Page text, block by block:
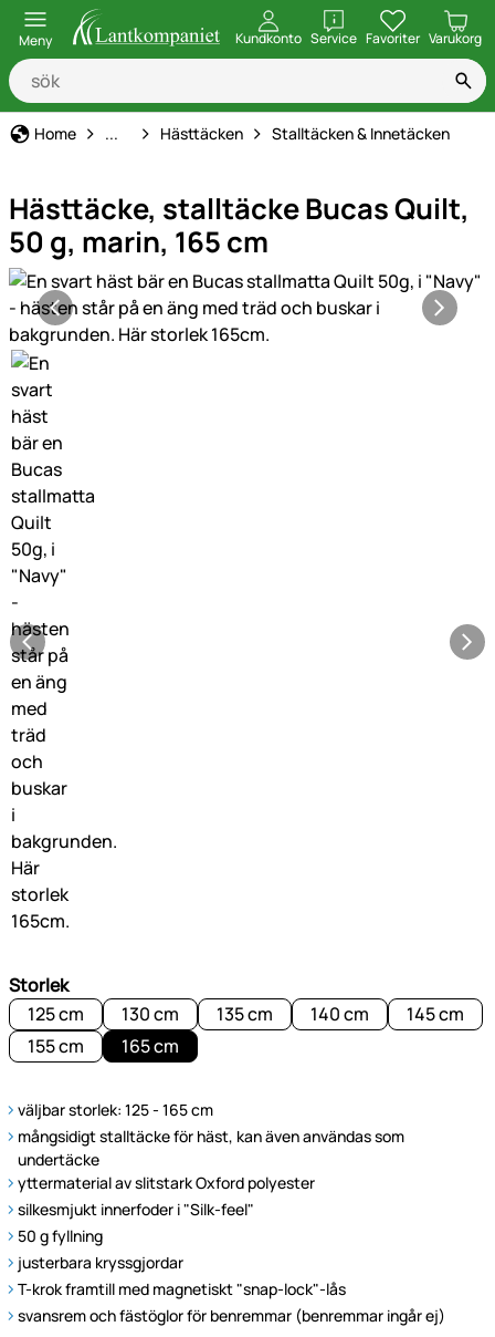
Meny Kundkonto ServiceöppnaFavoriter Varukorg
Home Hästhållning
... Hästtäcken Stalltäcken & Innetäcken
Hästtäcke, stalltäcke Bucas Quilt,
50 g, marin, 165 cm
Produktgaleri
Storlek
125 cm
130 cm 135 cm 140 cm
145 cm
155 cm
165 cm
väljbar storlek: 125 - 165 cm
mångsidigt stalltäcke för häst, kan även användas som
undertäcke
yttermaterial av slitstark Oxford polyester
silkesmjukt innerfoder i "Silk-feel"
50 g fyllning
justerbara kryssgjordar
T-krok framtill med magnetiskt "snap-lock"-lås
svansrem och fästöglor för benremmar (benremmar ingår ej)